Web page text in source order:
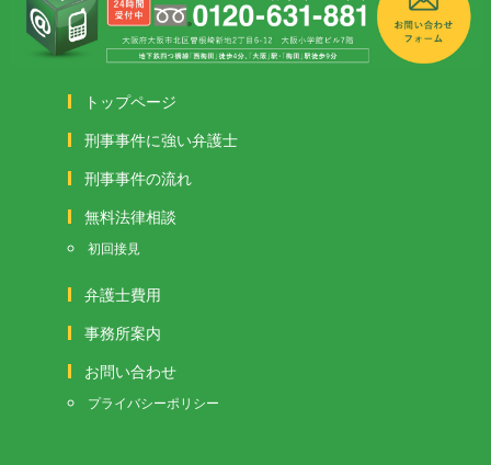
トップページ
刑事事件に強い弁護士
刑事事件の流れ
無料法律相談
初回接見
弁護士費用
事務所案内
お問い合わせ
プライバシーポリシー